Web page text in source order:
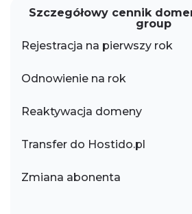
Szczegółowy cennik
group
Rejestracja na pierwszy rok
Odnowienie na rok
Reaktywacja domeny
Transfer do Hostido.pl
Zmiana abonenta